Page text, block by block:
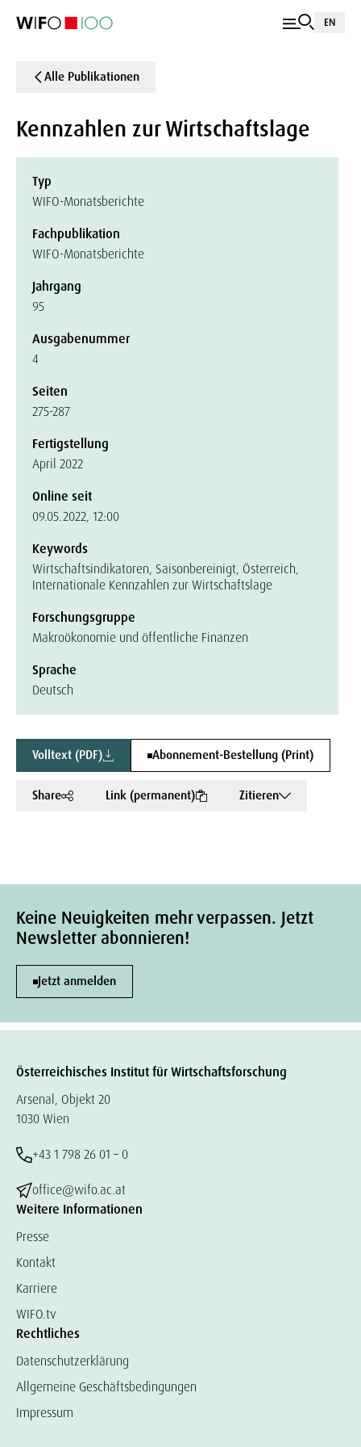
EN
Alle Publikationen
Kennzahlen zur Wirtschaftslage
Typ
WIFO-Monatsberichte
Fachpublikation
WIFO-Monatsberichte
Jahrgang
95
Ausgabenummer
4
Seiten
275-287
Fertigstellung
April 2022
Online seit
09.05.2022, 12:00
Keywords
Wirtschaftsindikatoren, Saisonbereinigt, Österreich,
Internationale Kennzahlen zur Wirtschaftslage
Forschungsgruppe
Makroökonomie und öffentliche Finanzen
Sprache
Deutsch
Volltext (PDF) Abonnement-Bestellung (Print)
Share Link (permanent) Zitieren
Keine Neuigkeiten mehr verpassen. Jetzt
Newsletter abonnieren!
Jetzt anmelden
Österreichisches Institut für Wirtschaftsforschung
Arsenal, Objekt 20
1030 Wien
+43 1 798 26 01 – 0
office@wifo.ac.at
Weitere Informationen
Presse
Kontakt
Karriere
WIFO.tv
Rechtliches
Datenschutzerklärung
Allgemeine Geschäftsbedingungen
Impressum